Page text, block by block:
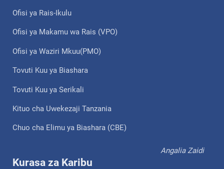
Ofisi ya Rais-Ikulu
Ofisi ya Makamu wa Rais (VPO)
Ofisi ya Waziri Mkuu(PMO)
Tovuti Kuu ya Biashara
Tovuti Kuu ya Serikali
Kituo cha Uwekezaji Tanzania
Chuo cha Elimu ya Biashara (CBE)
Angalia Zaidi
Kurasa za Karibu